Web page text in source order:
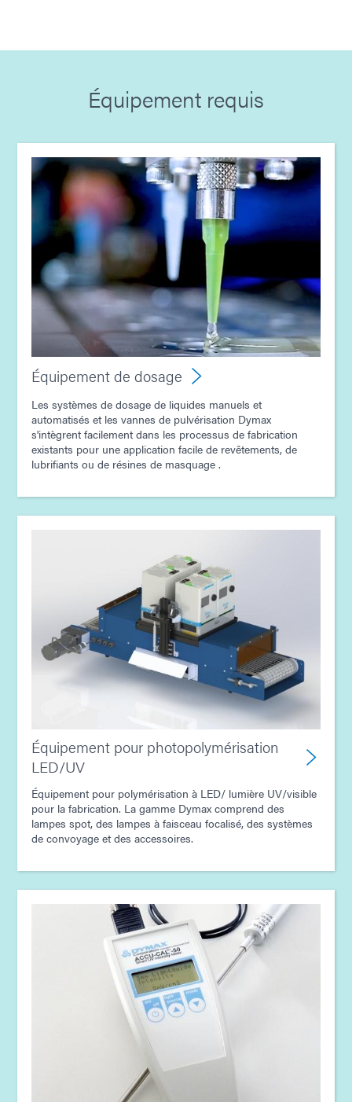
aux revêtements conformes
viscosité
Article : Augmenter les performances des PCB grâce
aux revêtements conformes et aux résines de
masquage
Guide : Revêtements conformes pour l'assemblage
électronique (Europe|FR)
Guide: Electronics Assembly (Europe|DE)
Guide : Équipement de photopolymérisation
(Europe|FR)
Guide : Équipement de dosage (Europe|FR)
Équipement requis
Équipement de dosage
Les systèmes de dosage de liquides manuels et
automatisés et les vannes de pulvérisation Dymax
s'intègrent facilement dans les processus de fabrication
existants pour une application facile de revêtements, de
lubrifiants ou de résines de masquage .
Équipement pour photopolymérisation
LED/UV
Équipement pour polymérisation à LED/ lumière UV/visible
pour la fabrication. La gamme Dymax comprend des
lampes spot, des lampes à faisceau focalisé, des systèmes
de convoyage et des accessoires.